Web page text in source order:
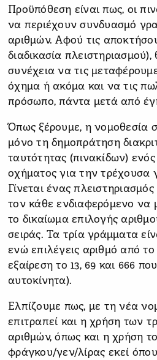
Προϋπόθεση είναι πως, οι
να περιέχουν συνδυασμό
αριθμών. Αφού τις
διαδικασία
συνέχεια να τις
όχημα ή ακόμα και να τις
πρόσωπο, πάντα μετά από
Όπως ξέρουμε, η νομοθεσία
μόνο τη δημοπράτηση
ταυτότητας (πινακίδων)
οχήματος για την τρέχουσα
Γίνεται ένας
τον κάθε ενδιαφερόμενο να
το δικαίωμα επιλογής
σειράς. Τα τρία γράμματα
ενώ επιλέγεις αριθμό από το
εξαίρεση το 13, 69 και 666
αυτοκίνητα).
Ελπίζουμε πως, με τη νέα
επιτραπεί και η χρήση των
αριθμών, όπως και η χρήση
φράγκου/γεν/λίρας εκεί